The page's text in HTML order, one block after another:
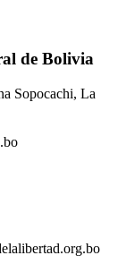
de Bolivia
Sopocachi, La